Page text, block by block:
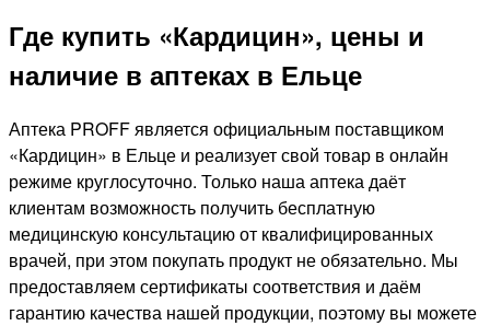
Где купить «Кардицин», цены и
наличие в аптеках в Ельце
Аптека PROFF является официальным поставщиком
«Кардицин» в Ельце и реализует свой товар в онлайн
режиме круглосуточно. Только наша аптека даёт
клиентам возможность получить бесплатную
медицинскую консультацию от квалифицированных
врачей, при этом покупать продукт не обязательно. Мы
предоставляем сертификаты соответствия и даём
гарантию качества нашей продукции, поэтому вы можете